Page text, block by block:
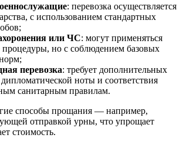
: перевозка осуществляется
с использованием стандартных
или ЧС: могут применяться
но с соблюдением базовых
перевозка: требует дополнительных
ноты и соответствия
санитарным правилам.
способы прощания — например,
отправкой урны, что упрощает
стоимость.